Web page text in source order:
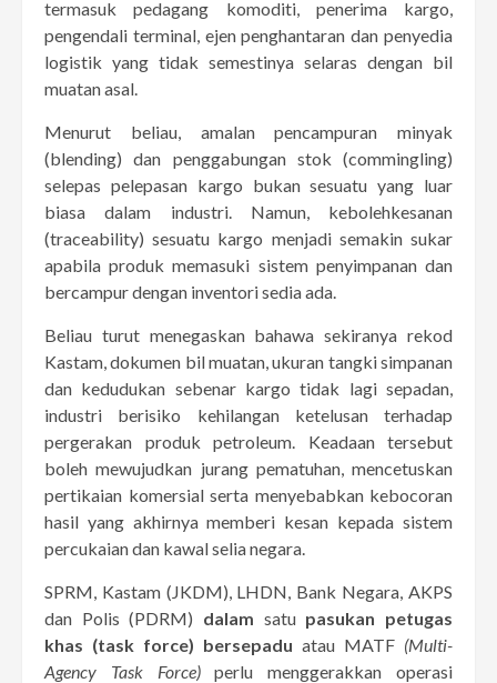
termasuk pedagang komoditi, penerima kargo,
pengendali terminal, ejen penghantaran dan penyedia
logistik yang tidak semestinya selaras dengan bil
muatan asal.
Menurut beliau, amalan pencampuran minyak
(blending) dan penggabungan stok (commingling)
selepas pelepasan kargo bukan sesuatu yang luar
biasa dalam industri. Namun, kebolehkesanan
(traceability) sesuatu kargo menjadi semakin sukar
apabila produk memasuki sistem penyimpanan dan
bercampur dengan inventori sedia ada.
Beliau turut menegaskan bahawa sekiranya rekod
Kastam, dokumen bil muatan, ukuran tangki simpanan
dan kedudukan sebenar kargo tidak lagi sepadan,
industri berisiko kehilangan ketelusan terhadap
pergerakan produk petroleum. Keadaan tersebut
boleh mewujudkan jurang pematuhan, mencetuskan
pertikaian komersial serta menyebabkan kebocoran
hasil yang akhirnya memberi kesan kepada sistem
percukaian dan kawal selia negara.
SPRM, Kastam (JKDM), LHDN, Bank Negara, AKPS
dan Polis (PDRM) dalam satu pasukan petugas
khas (task force) bersepadu atau MATF (Multi-
Agency Task Force)perlu menggerakkan operasi